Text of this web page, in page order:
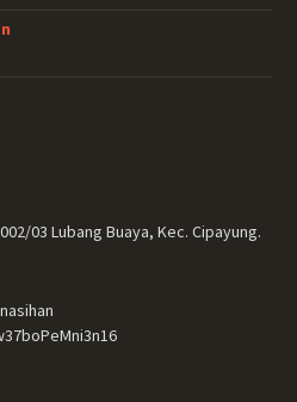
002/03 Lubang Buaya, Kec. Cipayung.